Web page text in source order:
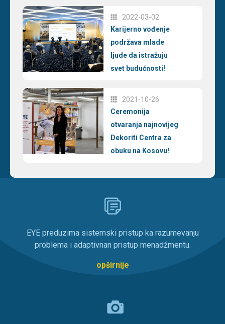
2022-03-02
Karijerno vođenje
podržava mlade
ljude da istražuju
svet budućnosti!
2021-10-26
Ceremonija
otvaranja najnovijeg
Dekoriti Centra za
obuku na Kosovu!
EYE preduzima sistemski pristup ka razumevanju
problema i adaptivnan pristup menadžmentu.
opširnije